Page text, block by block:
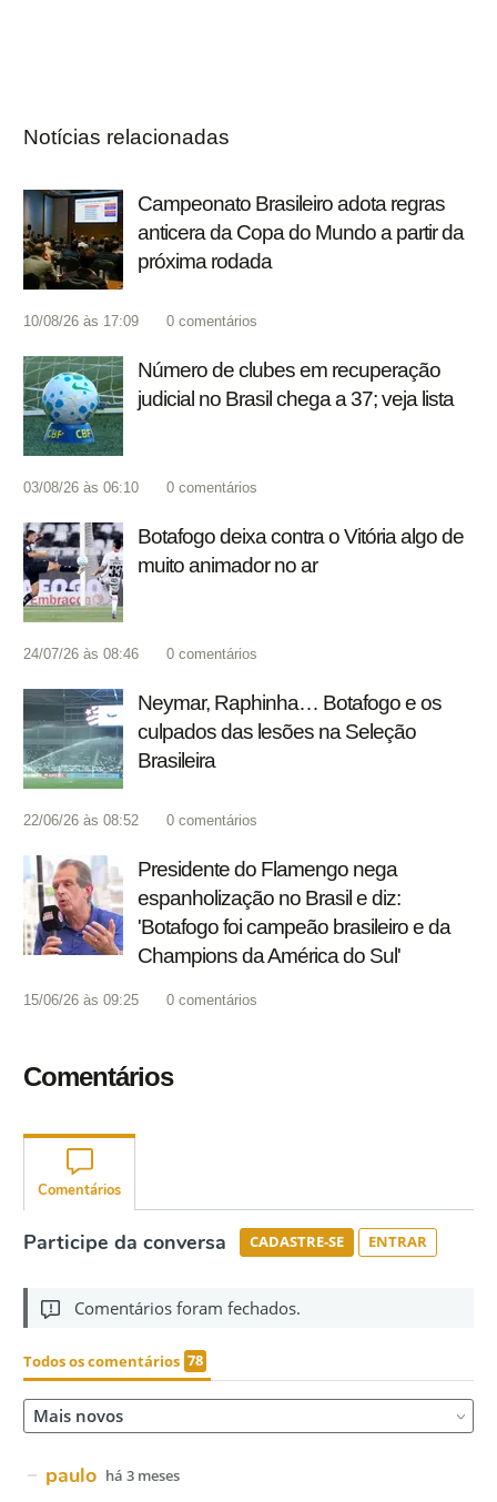
Notícias relacionadas
Campeonato Brasileiro adota regras
anticera da Copa do Mundo a partir da
próxima rodada
10/08/26 às 17:09 0 comentários
Número de clubes em recuperação
judicial no Brasil chega a 37; veja lista
03/08/26 às 06:10 0 comentários
Botafogo deixa contra o Vitória algo de
muito animador no ar
24/07/26 às 08:46 0 comentários
Neymar, Raphinha… Botafogo e os
culpados das lesões na Seleção
Brasileira
22/06/26 às 08:52 0 comentários
Presidente do Flamengo nega
espanholização no Brasil e diz:
'Botafogo foi campeão brasileiro e da
Champions da América do Sul'
15/06/26 às 09:25 0 comentários
Comentários